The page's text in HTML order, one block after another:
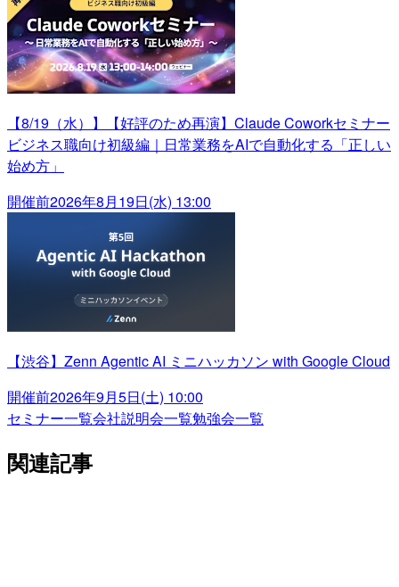
【8/19（水）】【好評のため再演】Claude Coworkセミナー
ビジネス職向け初級編｜日常業務をAIで自動化する「正しい
始め方」
開催前2026年8月19日(水) 13:00
【渋谷】Zenn Agentic AI ミニハッカソン with Google Cloud
開催前2026年9月5日(土) 10:00
セミナー一覧会社説明会一覧勉強会一覧
関連記事